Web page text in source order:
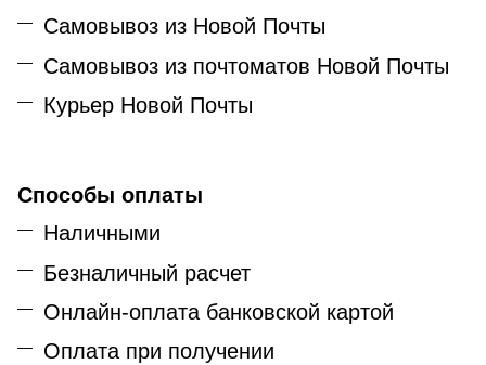
Самовывоз из Новой Почты
Самовывоз из почтоматов Новой Почты
Курьер Новой Почты
Способы оплаты
Наличными
Безналичный расчет
Онлайн-оплата банковской картой
Оплата при получении